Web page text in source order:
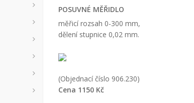
POSUVNÉ MĚŘIDLO
měřicí rozsah 0-300 mm,
dělení stupnice 0,02 mm.
(Objednací číslo 906.230)
Cena 1150 Kč